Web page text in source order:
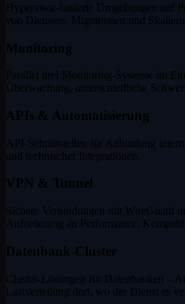
Hypervisor-basierte Umgebungen auf
von Diensten, Migrationen und
Monitoring
Parallel drei Monitoring-Systeme im
Überwachung, unterschiedliche
APIs & Automatisierung
API-Schnittstellen für Anbindung
und technischer Integrationen.
VPN & Tunnel
Sichere Verbindungen mit WireGuard
Anforderung an Performance,
Datenbank-Cluster
Cluster-Lösungen für Datenbanken –
Lastverteilung dort, wo der Dienst es